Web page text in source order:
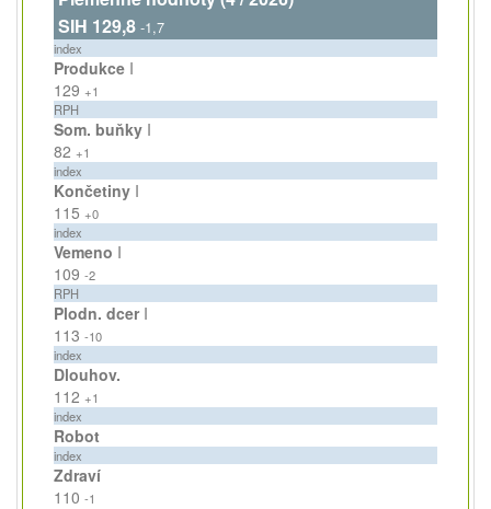
SIH 129,8 -1,7
index
ProdukceI
129 +1
RPH
Som. buňkyI
82 +1
index
KončetinyI
115 +0
index
Vemeno I
109 -2
RPH
Plodn. dcerI
113 -10
index
Dlouhov.
112 +1
index
Robot
index
Zdraví
110 -1